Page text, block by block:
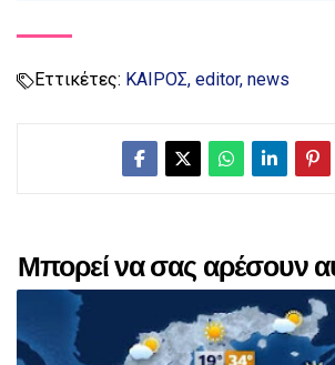
Εττικέτες: ΚΑΙΡΟΣ editor news
Μπορεί να σας αρέσουν
αναρτήσεις